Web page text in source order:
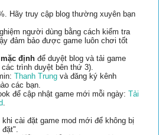
Hãy truy cập blog thường xuyên bạn
người dùng bằng cách kiểm tra
đảm bảo được game luôn chơi tốt
định để duyệt blog và tải game
trình duyệt bên thứ 3).
Thanh Trung và đăng ký kênh
các bạn.
để cập nhật game mới mỗi ngày: Tải
.
cài đặt game mod mới để không bị